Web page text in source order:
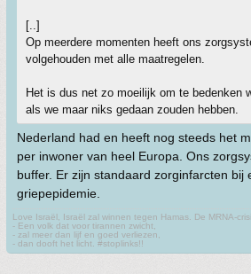
[..]
Op meerdere momenten heeft ons
volgehouden met alle maatregelen.
Het is dus net zo moeilijk om te bedenken
als we maar niks gedaan zouden hebben.
Nederland had en heeft nog steeds het
per inwoner van heel Europa. Ons
buffer. Er zijn standaard zorginfarcten bij
griepepidemie.
Love Israël, Israël zal winnen tegen Hamas. De MRNA-
- Een volk dat voor tirannen zwicht,
- zal meer dan lijf en goed verliezen,
- dan dooft het licht. #stoplinks!!